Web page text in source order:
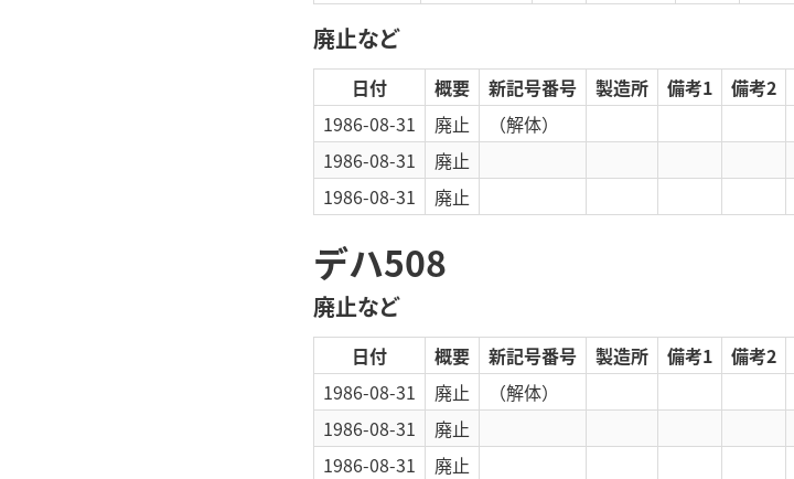
廃止など
日付 概要 新記号番号 製造所 備考1 備考2
1986-08-31
廃止 （解体）
1986-08-31
廃止
1986-08-31
廃止
デハ508
廃止など
日付 概要 新記号番号 製造所 備考1 備考2
1986-08-31
廃止 （解体）
1986-08-31
廃止
1986-08-31
廃止